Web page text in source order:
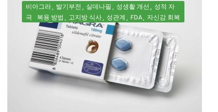
비아그라 발기부전 실데나필 성생활 개선
성적 자
극
복용 방법 고지방 식사 성관계 FDA 자신감 회복